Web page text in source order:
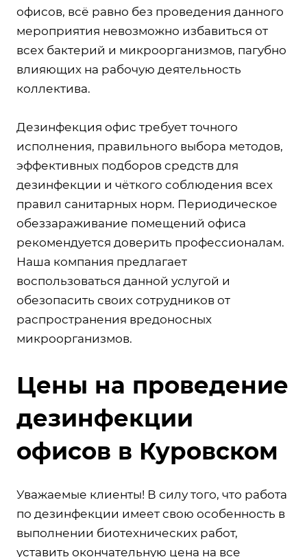
офисов, всё равно без проведения данного
мероприятия невозможно избавиться от
всех бактерий и микроорганизмов, пагубно
влияющих на рабочую деятельность
коллектива.
Дезинфекция офис требует точного
исполнения, правильного выбора методов,
эффективных подборов средств для
дезинфекции и чёткого соблюдения всех
правил санитарных норм. Периодическое
обеззараживание помещений офиса
рекомендуется доверить профессионалам.
Наша компания предлагает
воспользоваться данной услугой и
обезопасить своих сотрудников от
распространения вредоносных
микроорганизмов.
Цены на проведение
дезинфекции
офисов в Куровском
Уважаемые клиенты! В силу того, что работа
по дезинфекции имеет свою особенность в
выполнении биотехнических работ,
уставить окончательную цена на все